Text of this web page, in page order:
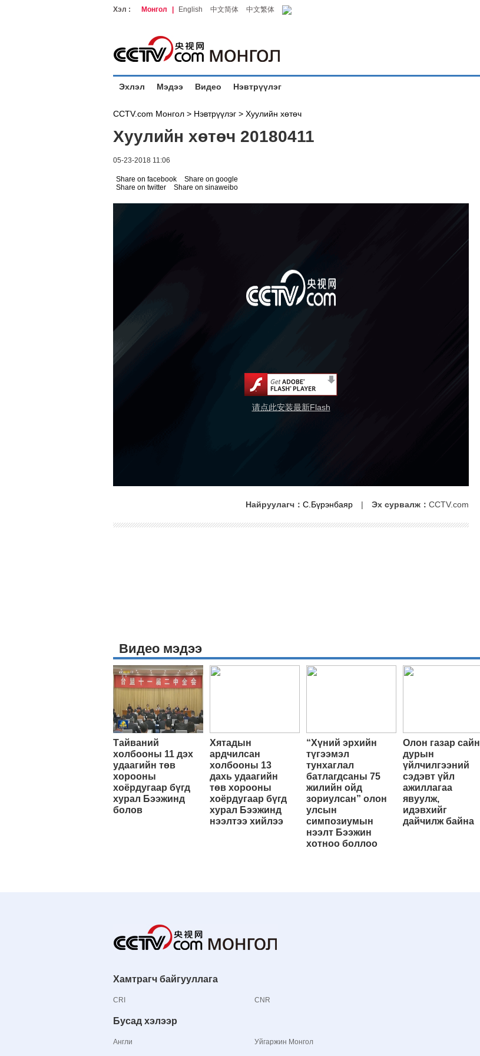
Хэл : Монгол English 中文简体 中文繁体
Эхлэл Мэдээ Видео Нэвтрүүлэг
CCTV.com Монгол > Нэвтрүүлэг > Хуулийн хөтөч
Хуулийн хөтөч 20180411
05-23-2018 11:06
Share on facebook
Share on google
Share on twitter
Share on sinaweibo
请点此安装最新Flash
Найруулагч： С.Бүрэнбаяр | Эх сурвалж： CCTV.com
Видео мэдээ
Тайваний
холбооны 11 дэх
удаагийн төв
хорооны
хоёрдугаар бүгд
хурал Бээжинд
болов
Хятадын
ардчилсан
холбооны 13
дахь удаагийн
төв хорооны
хоёрдугаар бүгд
хурал Бээжинд
нээлтээ хийлээ
“Хүний эрхийн
түгээмэл
тунхаглал
батлагдсаны 75
жилийн ойд
зориулсан” олон
улсын
симпозиумын
нээлт Бээжин
хотноо боллоо
Олон газар сайн
дурын
үйлчилгээний
сэдэвт үйл
ажиллагаа
явуулж,
идэвхийг
дайчилж байна
Хамтрагч байгууллага
CRI CNR
Бусад хэлээр
Англи Уйгаржин Монгол